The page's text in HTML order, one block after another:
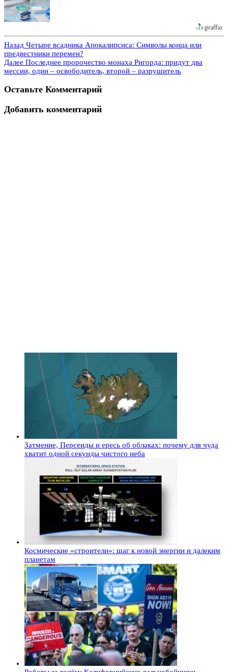
Назад Четыре всадника Апокалипсиса: Символы конца или
предвестники перемен?
Далее Последнее пророчество монаха Ригорда: придут два
мессии, один – освободитель, второй – разрушитель
Оставьте Комментарий
Добавить комментарий
Затмение, Персеиды и ересь об облаках: почему для чуда
хватит одной секунды чистого неба
Космические «строители»: шаг к новой энергии и далеким
планетам